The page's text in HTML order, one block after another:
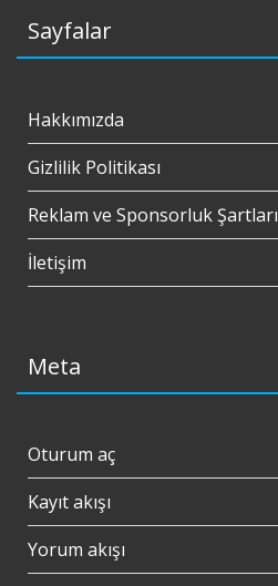
Sayfalar
Hakkımızda
Gizlilik Politikası
Reklam ve Sponsorluk Şartları
İletişim
Meta
Oturum aç
Kayıt akışı
Yorum akışı